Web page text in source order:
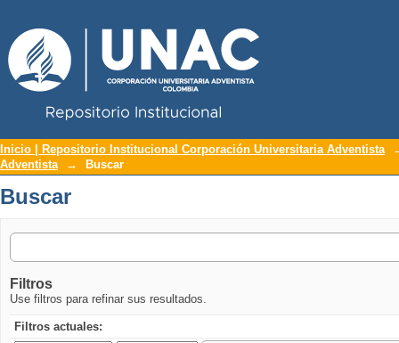
Buscar
Inicio | Repositorio Institucional Corporación Universitaria Adventista
Adventista
→ Buscar
Buscar
Filtros
Use filtros para refinar sus resultados.
Filtros actuales: